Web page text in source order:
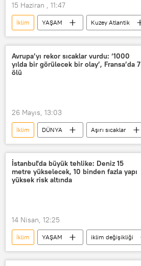
15 Haziran , 11:47
İklim YAŞAM Kuzey Atlantik
Avrupa’yı rekor sıcaklar vurdu: ‘1000
yılda bir görülecek bir olay’, Fransa’da 7
ölü
26 Mayıs, 13:03
İklim DÜNYA
Aşırı sıcaklar
Avrupa
Fransa
Meteo France
İngiltere
İstanbul'da büyük tehlike: Deniz 15
metre yükselecek, 10 binden fazla yapı
yüksek risk altında
14 Nisan, 12:25
İklim YAŞAM
iklim değişikliği
İstanbul
İstanbul Üniversitesi